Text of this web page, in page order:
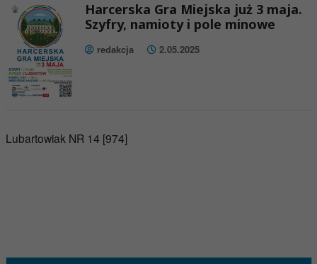
Harcerska Gra Miejska już 3 maja.
Szyfry, namioty i pole minowe
redakcja 2.05.2025
Lubartowiak NR 14 [974]